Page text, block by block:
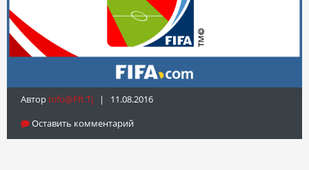
Автор Info@fft.tj | 11.08.2016
Оставить комментарий